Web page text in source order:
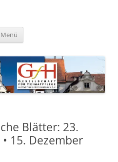
Heimatpflege
Biberach e.
V.
Menü
Blätter: 23.
15. Dezember